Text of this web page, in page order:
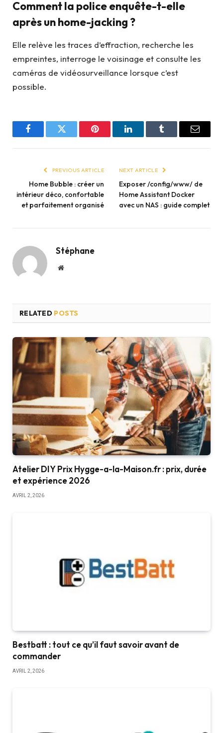
Comment la police enquête-t-elle
après un home-jacking ?
Elle relève les traces d’effraction, recherche les
empreintes, interroge le voisinage et consulte les
caméras de vidéosurveillance lorsque c’est
possible.
FacebookTwitter Pinterest LinkedInTumblr Email
PREVIOUS ARTICLE
Home Bubble : créer un
intérieur déco, confortable
et parfaitement organisé
NEXT ARTICLE
Exposer /config/www/ de
Home Assistant Docker
avec un NAS : guide complet
Stéphane
Website
RELATED POSTS
Atelier DIY Prix Hygge-a-la-Maison.fr : prix, durée
et expérience 2026
AVRIL 2, 2026
Bestbatt : tout ce qu’il faut savoir avant de
commander
AVRIL 2, 2026